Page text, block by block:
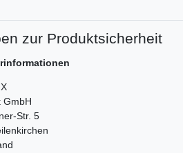
zur Produktsicherheit
GmbH
Str. 5